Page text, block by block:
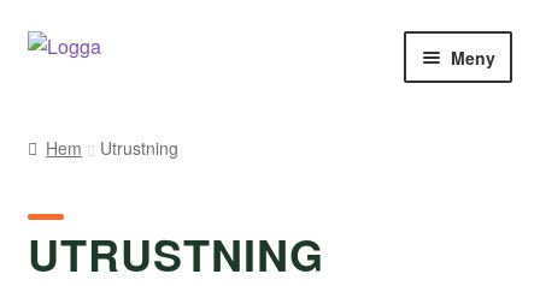
Hoppa
Hoppa
Meny
Om Arukimasu
Hem Utrustning
UTRUSTNING